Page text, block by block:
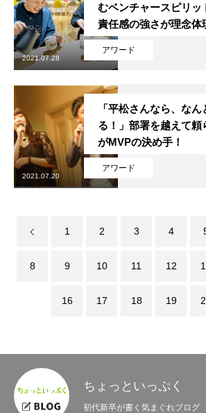
新卒採用
キャリア採用
おすすめコンテンツ
求人情報
アワード
むベンチャースピリッ
責任感の強さが理念体
つながった
2021.07.28
アワード
「平松さんなら、な
る！」部署を越えて頼
がMVPの決め手！
2021.07.20
1 2 3 4
8 9 10 11 12
16 17 18 19
ちょっといっぷく
初代新卒が書く気まぐれブログ